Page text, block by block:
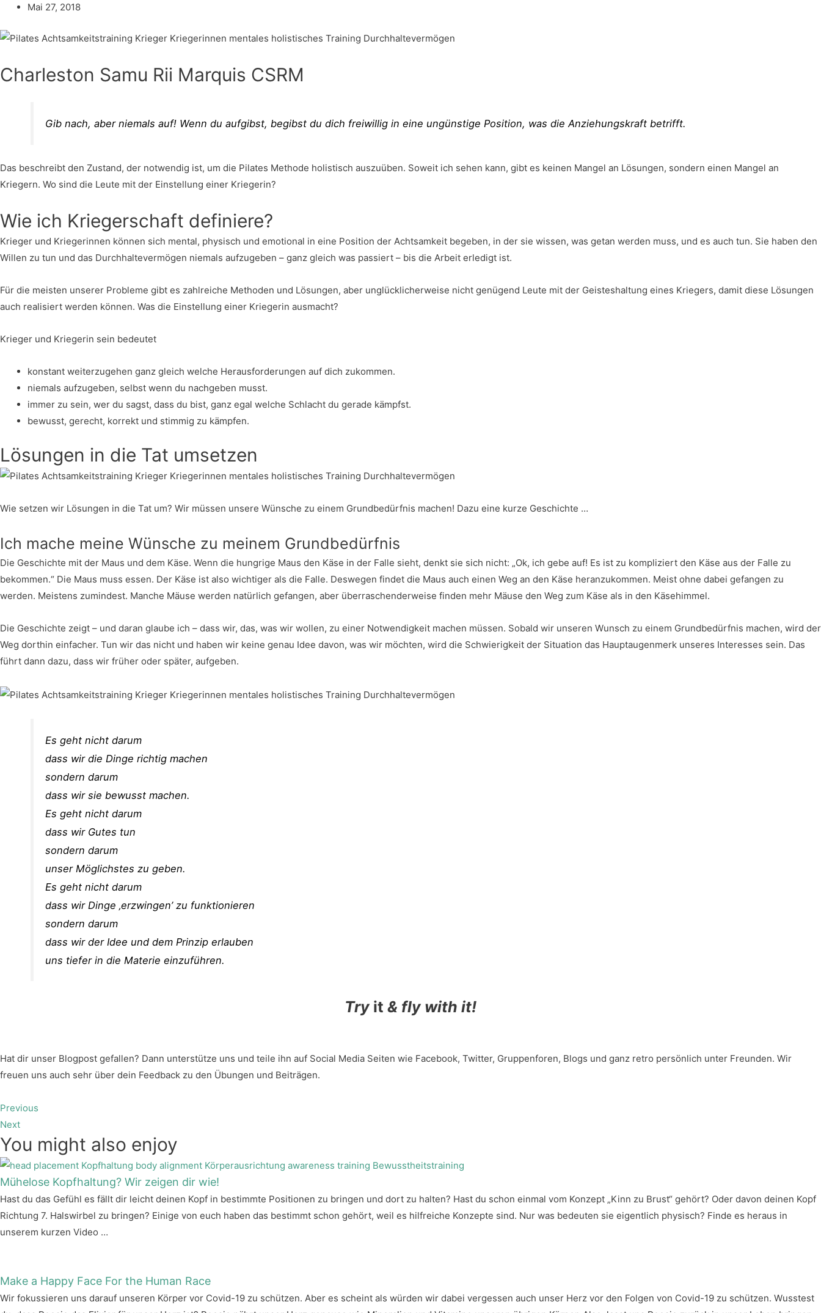
Mai 27, 2018
Charleston Samu Rii Marquis CSRM
Gib nach, aber niemals auf! Wenn du aufgibst, begibst du dich freiwillig in eine ungünstige Position, was die Anziehungskraft betrifft.
Das beschreibt den Zustand, der notwendig ist, um die Pilates Methode holistisch auszuüben. Soweit ich sehen kann, gibt es keinen Mangel an Lösungen, sondern einen Mangel an
Kriegern. Wo sind die Leute mit der Einstellung einer Kriegerin?
Wie ich Kriegerschaft definiere?
Krieger und Kriegerinnen können sich mental, physisch und emotional in eine Position der Achtsamkeit begeben, in der sie wissen, was getan werden muss, und es auch tun. Sie haben den
Willen zu tun und das Durchhaltevermögen niemals aufzugeben – ganz gleich was passiert – bis die Arbeit erledigt ist.
Für die meisten unserer Probleme gibt es zahlreiche Methoden und Lösungen, aber unglücklicherweise nicht genügend Leute mit der Geisteshaltung eines Kriegers, damit diese Lösungen
auch realisiert werden können. Was die Einstellung einer Kriegerin ausmacht?
Krieger und Kriegerin sein bedeutet
konstant weiterzugehen ganz gleich welche Herausforderungen auf dich zukommen.
niemals aufzugeben, selbst wenn du nachgeben musst.
immer zu sein, wer du sagst, dass du bist, ganz egal welche Schlacht du gerade kämpfst.
bewusst, gerecht, korrekt und stimmig zu kämpfen.
Lösungen in die Tat umsetzen
Wie setzen wir Lösungen in die Tat um? Wir müssen unsere Wünsche zu einem Grundbedürfnis machen! Dazu eine kurze Geschichte …
Ich mache meine Wünsche zu meinem Grundbedürfnis
Die Geschichte mit der Maus und dem Käse. Wenn die hungrige Maus den Käse in der Falle sieht, denkt sie sich nicht: „Ok, ich gebe auf! Es ist zu kompliziert den Käse aus der Falle zu
bekommen.“ Die Maus muss essen. Der Käse ist also wichtiger als die Falle. Deswegen findet die Maus auch einen Weg an den Käse heranzukommen. Meist ohne dabei gefangen zu
werden. Meistens zumindest. Manche Mäuse werden natürlich gefangen, aber überraschenderweise finden mehr Mäuse den Weg zum Käse als in den Käsehimmel.
Die Geschichte zeigt – und daran glaube ich – dass wir, das, was wir wollen, zu einer Notwendigkeit machen müssen. Sobald wir unseren Wunsch zu einem Grundbedürfnis machen, wird der
Weg dorthin einfacher. Tun wir das nicht und haben wir keine genau Idee davon, was wir möchten, wird die Schwierigkeit der Situation das Hauptaugenmerk unseres Interesses sein. Das
führt dann dazu, dass wir früher oder später, aufgeben.
Es geht nicht darum
dass wir die Dinge richtig machen
sondern darum
dass wir sie bewusst machen.
Es geht nicht darum
dass wir Gutes tun
sondern darum
unser Möglichstes zu geben.
Es geht nicht darum
dass wir Dinge ‚erzwingen’ zu funktionieren
sondern darum
dass wir der Idee und dem Prinzip erlauben
uns tiefer in die Materie einzuführen.
Tryit & fly with it!
Hat dir unser Blogpost gefallen? Dann unterstütze uns und teile ihn auf Social Media Seiten wie Facebook, Twitter, Gruppenforen, Blogs und ganz retro persönlich unter Freunden. Wir
freuen uns auch sehr über dein Feedback zu den Übungen und Beiträgen.
Previous
Next
You might also enjoy
Mühelose Kopfhaltung? Wir zeigen dir wie!
Hast du das Gefühl es fällt dir leicht deinen Kopf in bestimmte Positionen zu bringen und dort zu halten? Hast du schon einmal vom Konzept „Kinn zu Brust“ gehört? Oder davon deinen Kopf
Richtung 7. Halswirbel zu bringen? Einige von euch haben das bestimmt schon gehört, weil es hilfreiche Konzepte sind. Nur was bedeuten sie eigentlich physisch? Finde es heraus in
unserem kurzen Video …
Make a Happy Face For the Human Race
Wir fokussieren uns darauf unseren Körper vor Covid-19 zu schützen. Aber es scheint als würden wir dabei vergessen auch unser Herz vor den Folgen von Covid-19 zu schützen. Wusstest